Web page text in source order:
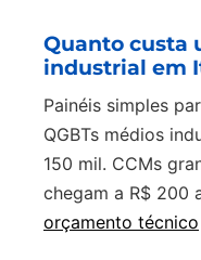
Quanto custa
industrial em
Painéis simples
QGBTs médios
150 mil. CCMs
chegam a R$ 200
orçamento técnico